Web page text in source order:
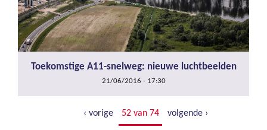
Toekomstige A11-snelweg: nieuwe luchtbeelden
21/06/2016 - 17:30
‹ vorige 52 van 74 volgende ›